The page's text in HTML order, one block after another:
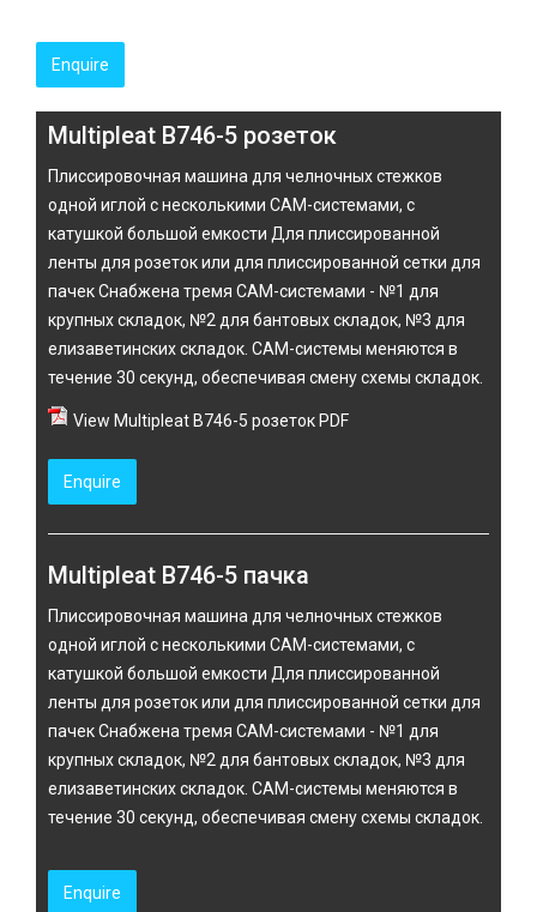
Enquire
Multipleat B746-5 розеток
Плиссировочная машина для челночных стежков
одной иглой с несколькими CAM-системами, с
катушкой большой емкости Для плиссированной
ленты для розеток или для плиссированной сетки для
пачек Снабжена тремя CAM-системами - №1 для
крупных складок, №2 для бантовых складок, №3 для
елизаветинских складок. CAM-системы меняются в
течение 30 секунд, обеспечивая смену схемы складок.
View Multipleat B746-5 розеток PDF
Enquire
Multipleat B746-5 пачка
Плиссировочная машина для челночных стежков
одной иглой с несколькими CAM-системами, с
катушкой большой емкости Для плиссированной
ленты для розеток или для плиссированной сетки для
пачек Снабжена тремя CAM-системами - №1 для
крупных складок, №2 для бантовых складок, №3 для
елизаветинских складок. CAM-системы меняются в
течение 30 секунд, обеспечивая смену схемы складок.
Enquire